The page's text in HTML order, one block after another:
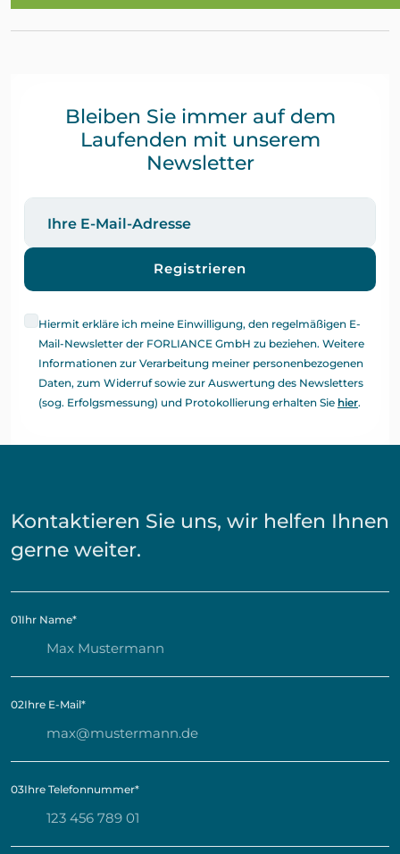
Bleiben Sie immer auf dem
Laufenden mit unserem
Newsletter
Registrieren
Hiermit erkläre ich meine Einwilligung, den regelmäßigen E-
Mail-Newsletter der FORLIANCE GmbH zu beziehen. Weitere
Informationen zur Verarbeitung meiner personenbezogenen
Daten, zum Widerruf sowie zur Auswertung des Newsletters
(sog. Erfolgsmessung) und Protokollierung erhalten Sie hier.
Kontaktieren Sie uns, wir helfen Ihnen
gerne weiter.
01Ihr Name*
02Ihre E-Mail*
03Ihre Telefonnummer*